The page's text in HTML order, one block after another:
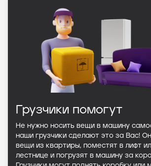
Грузчики помогут
Не нужно носить вещи в машину
наши грузчики сделают это за Вас!
вещи из квартиры, поместят в лифт
лестнице и погрузят в машину за